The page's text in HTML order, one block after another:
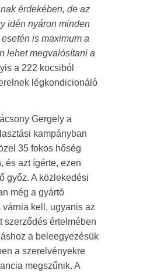
érdekében, de az
idén nyáron minden
is maximum a
lehet megvalósítani a
a 222 kocsiból
légkondicionáló
Gergely a
kampányban
35 fokos hőség
és azt ígérte, ezen
győz. A közlekedési
még a gyártó
kell, ugyanis az
szerződés értelmében
a beleegyezésük
a szerelvényekre
megszűnik. A